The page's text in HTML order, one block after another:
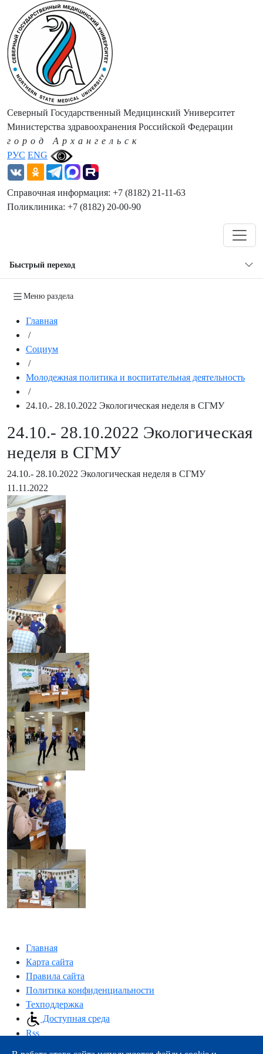
РУС ENG
Северный Государственный Медицинский Университет
Министерства здравоохранения Российской Федерации
город Архангельск
Справочная информация: +7 (8182) 21-11-63
Поликлиника: +7 (8182) 20-00-90
Быстрый переход
Меню раздела
Главная
/
Социум
/
Молодежная политика и воспитательная деятельность
/
24.10.- 28.10.2022 Экологическая неделя в СГМУ
24.10.- 28.10.2022 Экологическая
неделя в СГМУ
24.10.- 28.10.2022 Экологическая неделя в СГМУ
11.11.2022
Главная
Карта сайта
Правила сайта
Политика конфиденциальности
Техподдержка
Доступная среда
Rss